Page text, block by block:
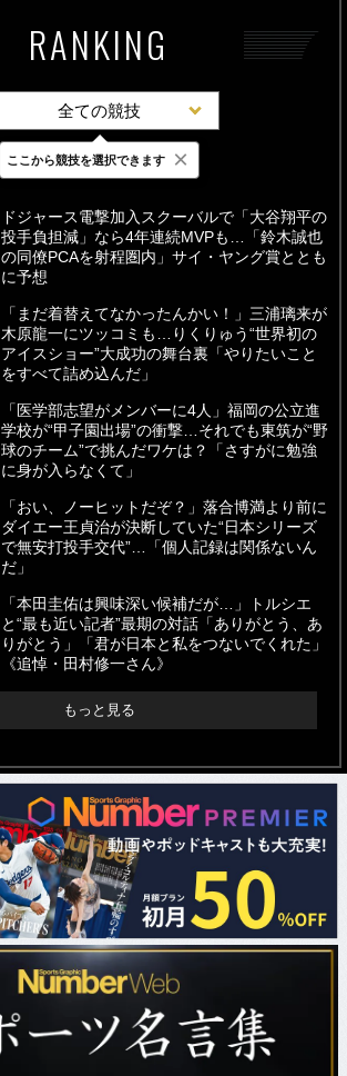
RANKING
全ての競技
最新 24時間 週間
ドジャース電撃加入スクーバルで「大谷翔平の
投手負担減」なら4年連続MVPも…「鈴木誠也
の同僚PCAを射程圏内」サイ・ヤング賞ととも
に予想
「まだ着替えてなかったんかい！」三浦璃来が
木原龍一にツッコミも…りくりゅう“世界初の
アイスショー”大成功の舞台裏「やりたいこと
をすべて詰め込んだ」
「医学部志望がメンバーに4人」福岡の公立進
学校が“甲子園出場”の衝撃…それでも東筑が“野
球のチーム”で挑んだワケは？「さすがに勉強
に身が入らなくて」
「おい、ノーヒットだぞ？」落合博満より前に
ダイエー王貞治が決断していた“日本シリーズ
で無安打投手交代”…「個人記録は関係ないん
だ」
「本田圭佑は興味深い候補だが…」トルシエ
と“最も近い記者”最期の対話「ありがとう、あ
りがとう」「君が日本と私をつないでくれた」
《追悼・田村修一さん》
もっと見る
ここから競技を選択できます ×